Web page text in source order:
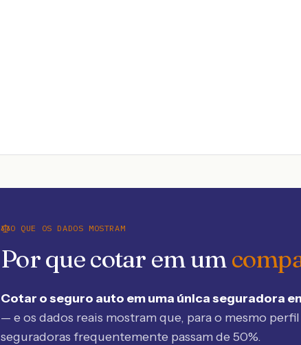
O QUE OS DADOS MOSTRAM
Por que cotar em um
Cotar o seguro auto em uma única seguradora
— e os dados reais mostram que, para o mesmo
seguradoras frequentemente passam de 50%.